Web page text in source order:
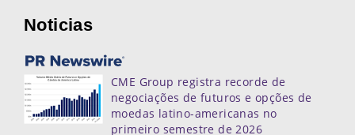
Noticias
CME Group registra recorde de
negociações de futuros e opções de
moedas latino-americanas no
primeiro semestre de 2026